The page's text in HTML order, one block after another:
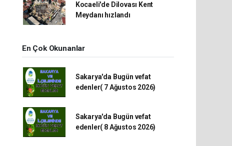
Kocaeli'de Dilovası Kent
Meydanı hızlandı
En Çok Okunanlar
Sakarya'da Bugün vefat
edenler( 7 Ağustos 2026)
Sakarya'da Bugün vefat
edenler( 8 Ağustos 2026)